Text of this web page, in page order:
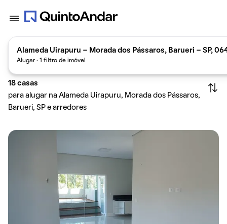
Alameda Uirapuru - Morada dos Pássaros, Barueri - SP,
Alugar · 1 filtro de imóvel
18 casas
para alugar na Alameda Uirapuru, Morada dos Pássaros,
Barueri, SP e arredores